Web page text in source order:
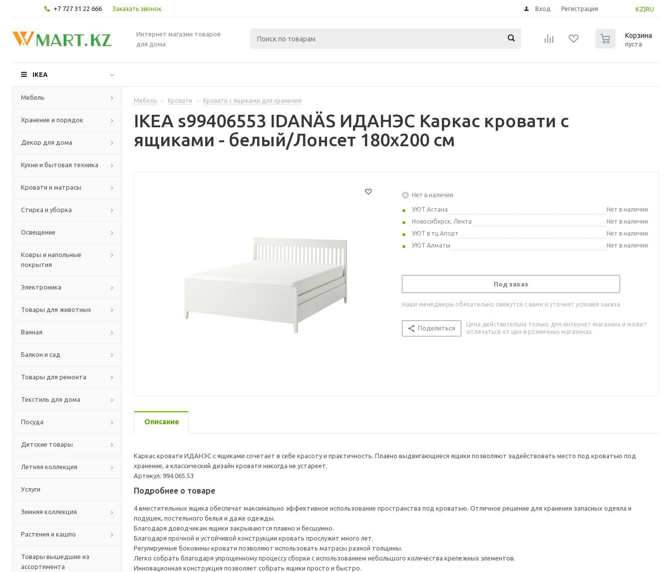
+7 727 31 22 666 Заказать звонок KZ RU
Вход Регистрация
Интернет магазин товаров
для дома
Корзина
пуста
IKEA
Мебель
Хранение и порядок
Декор для дома
Кухни и бытовая техника
Кровати и матрасы
Стирка и уборка
Освещение
Ковры и напольные
покрытия
Электроника
Товары для животных
Ванная
Балкон и сад
Товары для ремонта
Текстиль для дома
Посуда
Детские товары
Летняя коллекция
Услуги
Зимняя коллекция
Растения и кашпо
Товары вышедшие из
ассортимента
Мебель - Кровати - Кровати с ящиками для хранения
IKEA s99406553 IDANÄS ИДАНЭС Каркас кровати с
ящиками - белый/Лонсет 180x200 см
Нет в наличии
УЮТ Астана
Нет в наличии
Новосибирск, Лента
Нет в наличии
УЮТ в тц Апорт
Нет в наличии
УЮТ Алматы
Нет в наличии
Под заказ
Наши менеджеры обязательно свяжутся с вами и уточнят условия заказа
Поделиться
Цена действительна только для интернет-магазина и может
отличаться от цен в розничных магазинах
Описание
Каркас кровати ИДАНЭС с ящиками сочетает в себе красоту и практичность. Плавно выдвигающиеся ящики позволяют задействовать место под кроватью под
хранение, а классический дизайн кровати никогда не устареет.
Артикул: 994.065.53
Подробнее о товаре
4 вместительных ящика обеспечат максимально эффективное использование пространства под кроватью. Отличное решение для хранения запасных одеяла и
подушек, постельного белья и даже одежды.
Благодаря доводчикам ящики закрываются плавно и бесшумно.
Благодаря прочной и устойчивой конструкции кровать прослужит много лет.
Регулируемые боковины кровати позволяют использовать матрасы разной толщины.
Легко собрать благодаря упрощенному процессу сборки с использованием небольшого количества крепежных элементов.
Инновационная конструкция позволяет собрать ящики просто и быстро.